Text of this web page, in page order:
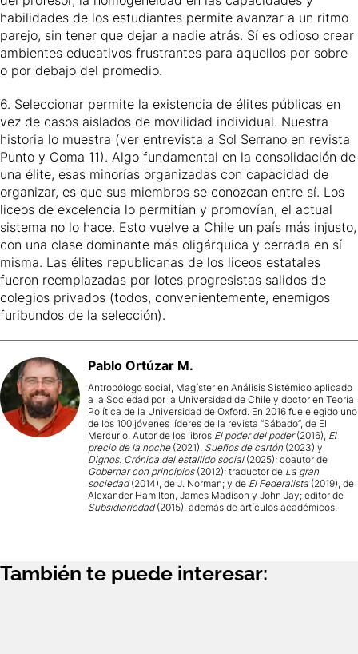
habilidades de los estudiantes permite avanzar a un ritmo
parejo, sin tener que dejar a nadie atrás. Sí es odioso crear
ambientes educativos frustrantes para aquellos por sobre
o por debajo del promedio.
6. Seleccionar permite la existencia de élites públicas en
vez de casos aislados de movilidad individual. Nuestra
historia lo muestra (ver entrevista a Sol Serrano en revista
Punto y Coma 11). Algo fundamental en la consolidación de
una élite, esas minorías organizadas con capacidad de
organizar, es que sus miembros se conozcan entre sí. Los
liceos de excelencia lo permitían y promovían, el actual
sistema no lo hace. Esto vuelve a Chile un país más injusto,
con una clase dominante más oligárquica y cerrada en sí
misma. Las élites republicanas de los liceos estatales
fueron reemplazadas por lotes progresistas salidos de
colegios privados (todos, convenientemente, enemigos
furibundos de la selección).
Pablo Ortúzar M.
Antropólogo social, Magíster en Análisis Sistémico aplicado
a la Sociedad por la Universidad de Chile y doctor en Teoría
Política de la Universidad de Oxford. En 2016 fue elegido uno
de los 100 jóvenes líderes de la revista “Sábado”, de El
Mercurio. Autor de los libros El poder del poder(2016), El
precio de la noche (2021), Sueños de cartón (2023) y
Dignos. Crónica del estallido social (2025); coautor de
Gobernar con principios(2012); traductor de La gran
sociedad(2014), de J. Norman; y de El Federalista (2019), de
Alexander Hamilton, James Madison y John Jay; editor de
Subsidiariedad(2015), además de artículos académicos.
También te puede interesar: